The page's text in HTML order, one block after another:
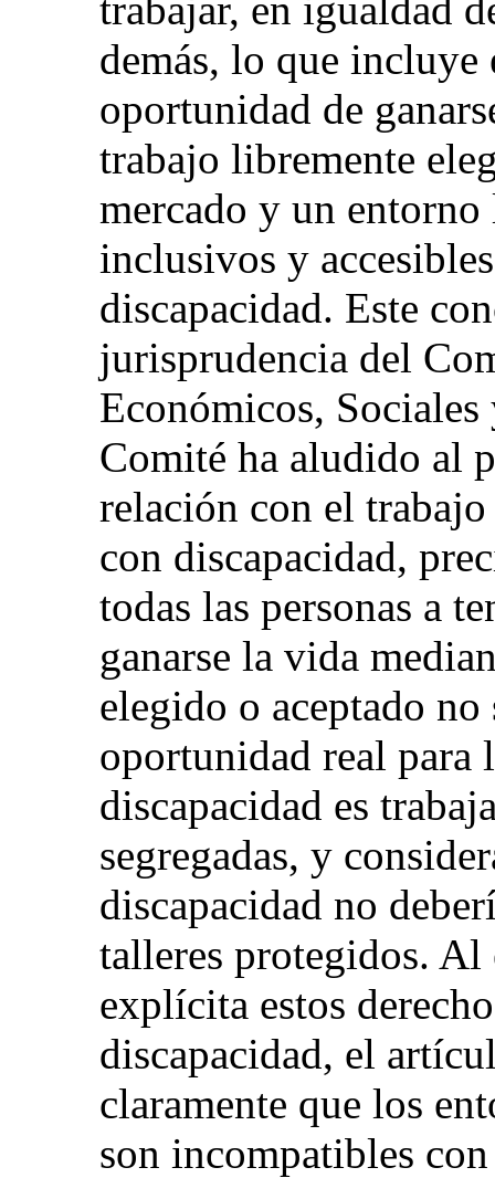
demás, lo que incluye
oportunidad de
trabajo libremente
mercado y un entorno
inclusivos y
discapacidad. Este
jurisprudencia del
Económicos,
Comité ha aludido al
relación con el
con discapacidad,
todas las personas a
ganarse la vida
elegido o aceptado no
oportunidad real para
discapacidad es
segregadas, y
discapacidad no
talleres protegidos. Al
explícita estos
discapacidad, el
claramente que los
son incompatibles